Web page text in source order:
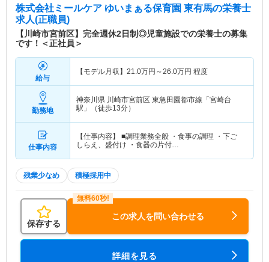
株式会社ミールケア ゆいまぁる保育園 東有馬の栄養士
求人(正職員)
【川崎市宮前区】完全週休2日制◎児童施設での栄養士の募集
です！＜正社員＞
給与
【モデル月収】 21.0万円～26.0万円 程度
勤務地
神奈川県 川崎市宮前区 東急田園都市線「宮崎台
駅」（徒歩13分）
仕事内容
【仕事内容】 ■調理業務全般 ・食事の調理 ・下ご
しらえ、盛付け ・食器の片付…
残業少なめ 積極採用中
保存する
この求人を問い合わせる
詳細を見る